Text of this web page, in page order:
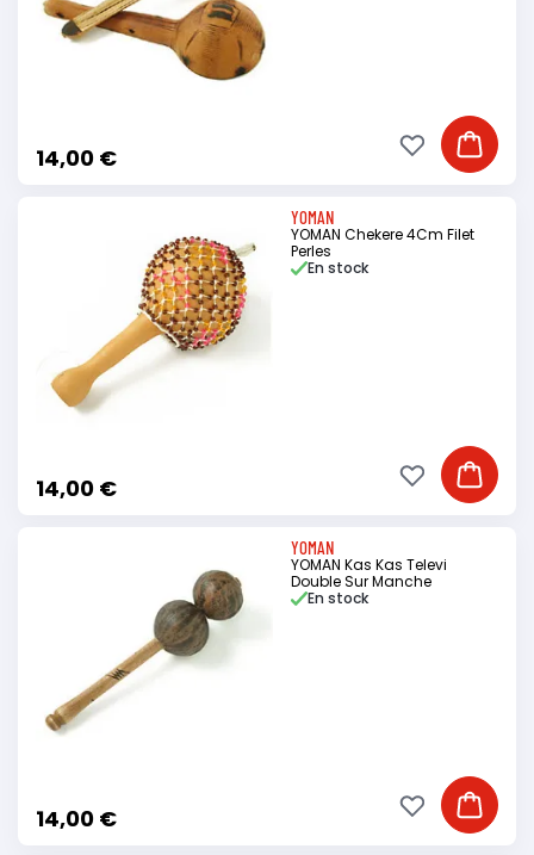
14,00 € Ajouter
Ajouter à ma
YOMAN
YOMAN Chekere 4Cm Filet
Perles
14,00 €
En stock
Ajouter
Ajouter à ma
YOMAN
YOMAN Kas Kas Televi
Double Sur Manche
14,00 €
En stock
Ajouter
Ajouter à ma